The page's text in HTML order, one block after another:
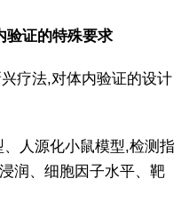
验证的特殊要求
疗法,对体内验证的设计
人源化小鼠模型,检测指
润、细胞因子水平、靶